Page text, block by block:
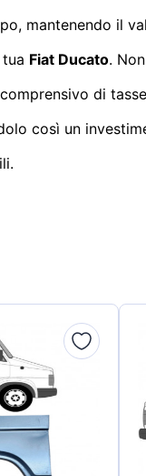
mantenendo il
Fiat Ducato.
di
così un